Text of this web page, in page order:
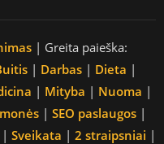
| Greita paieška:
| Darbas | Dieta |
| Mityba | Nuoma |
| SEO paslaugos |
| Sveikata | 2 straipsniai |